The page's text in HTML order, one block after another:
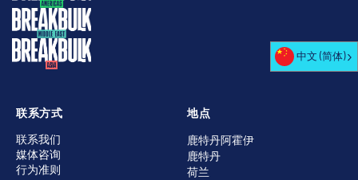
地点
鹿特丹阿霍伊
鹿特丹
荷兰
联系方式
联系我们
媒体咨询
行为准则
中文 (简体)